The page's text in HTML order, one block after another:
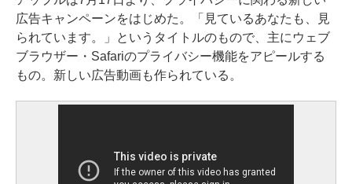
広告キャンペーンをはじめた。「見ているあなたも、見
られています。」というタイトルのもので、主にウェブ
ブラウザー・Safariのプライバシー機能をアピールする
もの。新しい広告動画も作られている。